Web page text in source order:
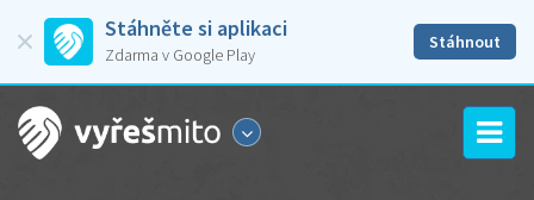
Stáhněte si aplikaci
Zdarma v Google Play
Stáhnout